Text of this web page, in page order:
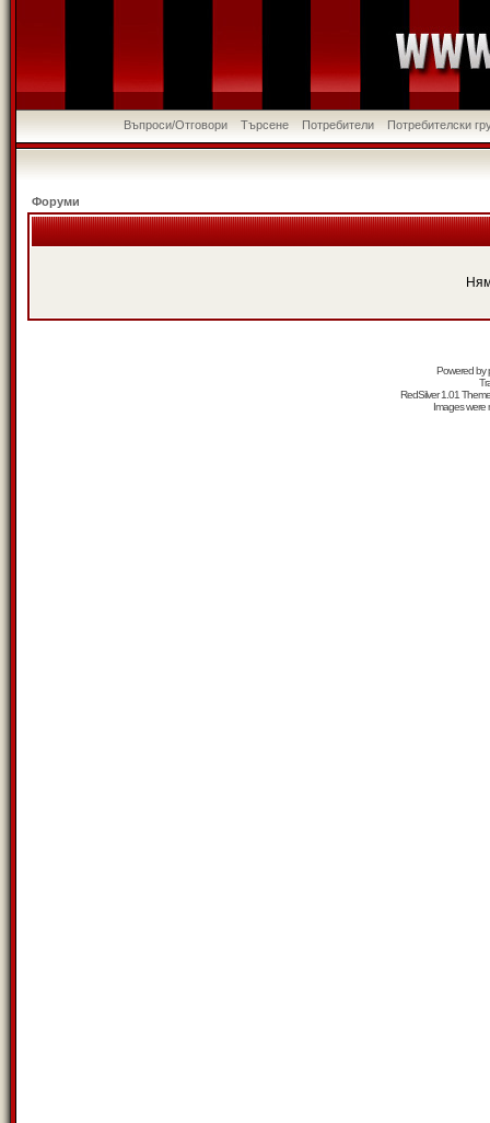
Въпроси/Отговори Търсене Потребители Потребителски
Форуми
Powered by
RedSilver 1.01
Images were